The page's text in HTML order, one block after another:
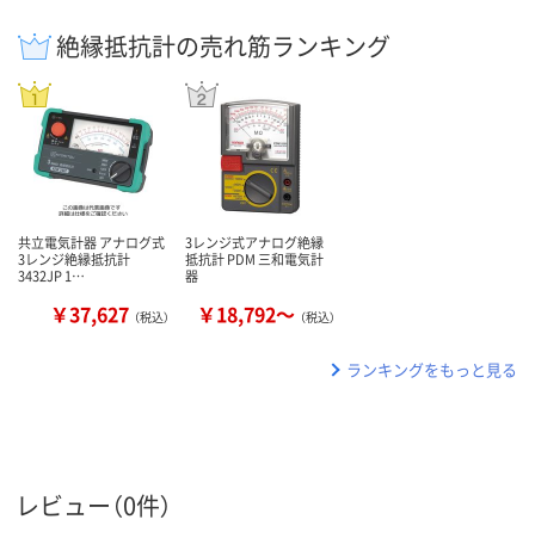
絶縁抵抗計の売れ筋ランキング
共立電気計器 アナログ式
3レンジ絶縁抵抗計
3432JP 1…
￥37,627 （税込）
3レンジ式アナログ絶縁
抵抗計 PDM 三和電気計
器
￥18,792～ （税込）
ランキングをもっと見る
レビュー（0件）